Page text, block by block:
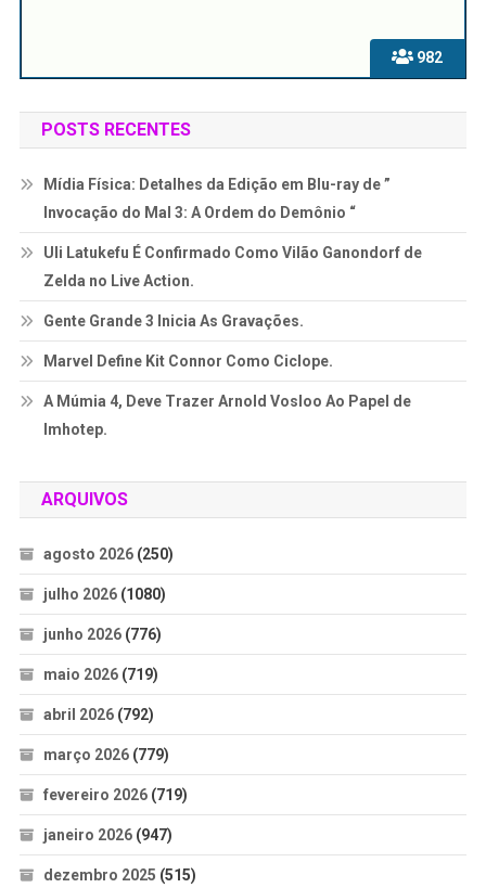
982
POSTS RECENTES
Mídia Física: Detalhes da Edição em Blu-ray de ”
Invocação do Mal 3: A Ordem do Demônio “
Uli Latukefu É Confirmado Como Vilão Ganondorf de
Zelda no Live Action.
Gente Grande 3 Inicia As Gravações.
Marvel Define Kit Connor Como Ciclope.
A Múmia 4, Deve Trazer Arnold Vosloo Ao Papel de
Imhotep.
ARQUIVOS
agosto 2026(250)
julho 2026(1080)
junho 2026(776)
maio 2026(719)
abril 2026(792)
março 2026(779)
fevereiro 2026(719)
janeiro 2026(947)
dezembro 2025 (515)